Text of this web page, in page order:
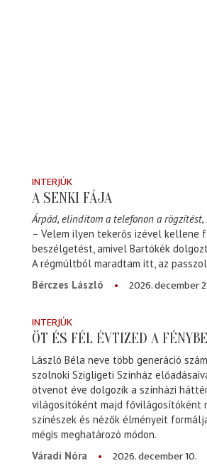
INTERJÚK
A SENKI FÁJA
Árpád, elindítom a telefonon a rögzítést,
– Velem ilyen tekerős izével kellene
beszélgetést, amivel Bartókék
A régmúltból maradtam itt, az
Bérczes László
2026. december
INTERJÚK
ÖT ÉS FÉL ÉVTIZED A
László Béla neve több generáció
szolnoki Szigligeti Színház
ötvenöt éve dolgozik a színházi
világosítóként majd fővilágosítóként
színészek és nézők élményeit
mégis meghatározó módon.
Váradi Nóra
2026. december 10.